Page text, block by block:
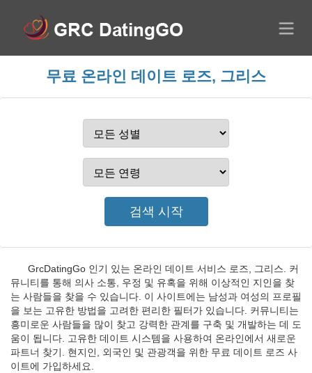
무료 온라인 데이트 로즈, 그리스
GrcDatingGo 인기 있는 온라인 데이트 서비스 로즈, 그리스. 커
뮤니티를 통해 의사 소통, 우정 및 유혹을 위해 이상적인 지인을 찾
는 사람들을 찾을 수 있습니다. 이 사이트에는 남성과 여성의 프로필
을 보는 고유한 방법을 고려한 편리한 필터가 있습니다. 커뮤니티는
흥미로운 사람들을 많이 찾고 강력한 관계를 구축 및 개발하는 데 도
움이 됩니다. 고유한 데이트 시스템을 사용하여 온라인에서 새로운
파트너 찾기. 현지인, 외국인 및 관광객을 위한 무료 데이트 로즈 사
이트에 가입하세요.